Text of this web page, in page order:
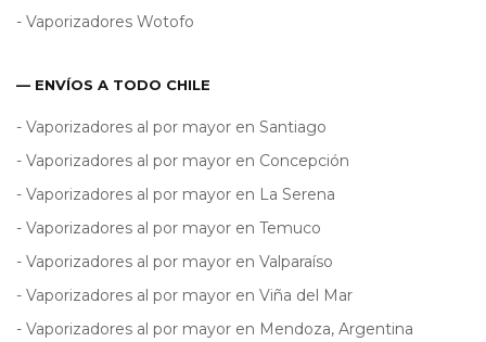
- Vaporizadores Wotofo
— ENVÍOS A TODO CHILE
- Vaporizadores al por mayor en Santiago
- Vaporizadores al por mayor en Concepción
- Vaporizadores al por mayor en La Serena
- Vaporizadores al por mayor en Temuco
- Vaporizadores al por mayor en Valparaíso
- Vaporizadores al por mayor en Viña del Mar
- Vaporizadores al por mayor en Mendoza, Argentina